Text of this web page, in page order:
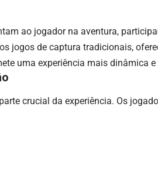
ao jogador na aventura,
jogos de captura tradicionais,
uma experiência mais dinâmica e
crucial da experiência. Os